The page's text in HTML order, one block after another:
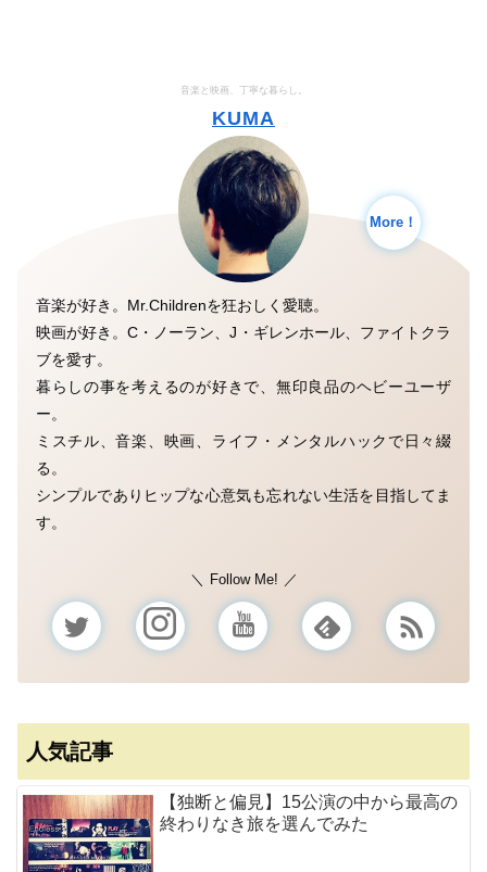
音楽と映画、丁寧な暮らし。
KUMA
More！
音楽が好き。Mr.Childrenを狂おしく愛聴。
映画が好き。C・ノーラン、J・ギレンホール、ファイトクラ
ブを愛す。
暮らしの事を考えるのが好きで、無印良品のヘビーユーザ
ー。
ミスチル、音楽、映画、ライフ・メンタルハックで日々綴
る。
シンプルでありヒップな心意気も忘れない生活を目指してま
す。
Follow Me!
人気記事
【独断と偏見】15公演の中から最高の
終わりなき旅を選んでみた